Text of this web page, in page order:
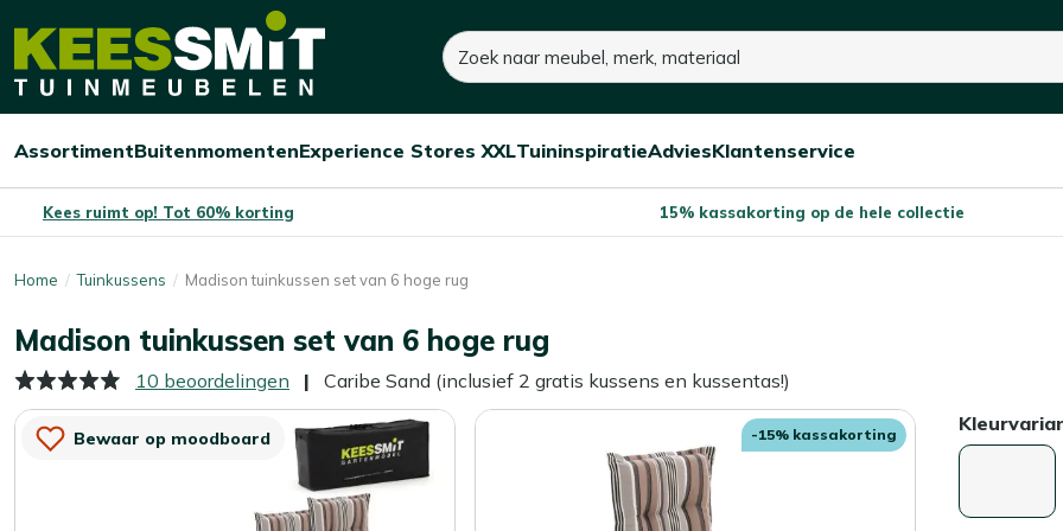
Kees
Tuinmeubelen
Zoeken
Open/sluit
Assortiment
Open/sluit
Buitenmomenten
Open/sluit
Experience Stores XXL
Open/sluit
Tuininspiratie
Open/sluit
Advies
Open/sluit
Klantenservice
Kees ruimt op! Tot 60% korting 15% kassakorting op de hele collectie
Home Tuinkussens Madison tuinkussen set van 6 hoge rug
Madison tuinkussen set van 6 hoge rug
Caribe Sand (inclusief 2 gratis kussens en kussentas!)
10 beoordelingen
Bewaar op moodboard -15% kassakorting
100,- 310,-
Je bespaart:210,- (-68%)
Dit product is niet op voorraad